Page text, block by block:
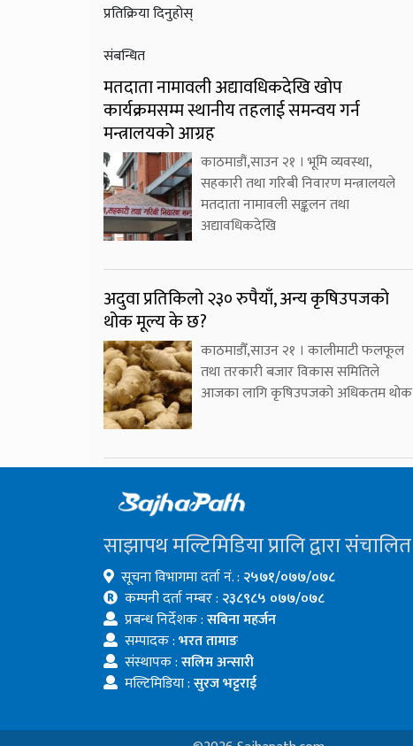
प्रतिक्रिया दिनुहोस्
संबन्धित
मतदाता नामावली अद्यावधिकदेखि खोप
कार्यक्रमसम्म स्थानीय तहलाई समन्वय गर्न
मन्त्रालयको आग्रह
काठमाडौं,साउन २१ । भूमि व्यवस्था,
सहकारी तथा गरिबी निवारण मन्त्रालयले
मतदाता नामावली सङ्कलन तथा
अद्यावधिकदेखि
अदुवा प्रतिकिलो २३० रुपैयाँ, अन्य कृषिउपजको
थोक मूल्य के छ?
काठमाडौँ,साउन २१ । कालीमाटी फलफूल
तथा तरकारी बजार विकास समितिले
आजका लागि कृषिउपजको अधिकतम थोक
साझापथ मल्टिमिडिया प्रालि द्वारा संचालित
सूचना विभागमा दर्ता नं. : २५७१/०७७/०७८
कम्पनी दर्ता नम्बर : २३८९८५ ०७७/०७८
प्रबन्ध निर्देशक :सबिना महर्जन
सम्पादक :भरत तामाङ
संस्थापक :सलिम अन्सारी
मल्टिमिडिया :सुरज भट्टराई